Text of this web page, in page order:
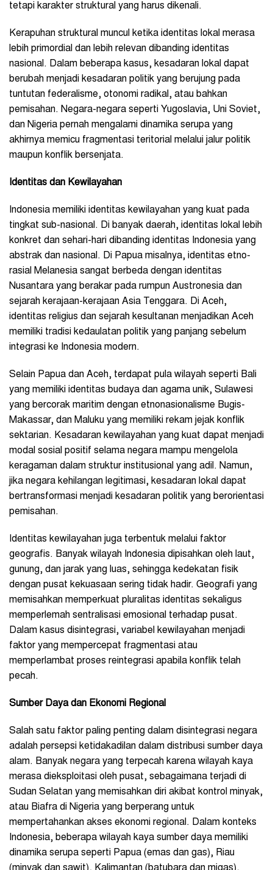
tetapi karakter struktural yang harus dikenali.
Kerapuhan struktural muncul ketika identitas lokal merasa
lebih primordial dan lebih relevan dibanding identitas
nasional. Dalam beberapa kasus, kesadaran lokal dapat
berubah menjadi kesadaran politik yang berujung pada
tuntutan federalisme, otonomi radikal, atau bahkan
pemisahan. Negara-negara seperti Yugoslavia, Uni Soviet,
dan Nigeria pernah mengalami dinamika serupa yang
akhirnya memicu fragmentasi teritorial melalui jalur politik
maupun konflik bersenjata.
Identitas dan Kewilayahan
Indonesia memiliki identitas kewilayahan yang kuat pada
tingkat sub-nasional. Di banyak daerah, identitas lokal lebih
konkret dan sehari-hari dibanding identitas Indonesia yang
abstrak dan nasional. Di Papua misalnya, identitas etno-
rasial Melanesia sangat berbeda dengan identitas
Nusantara yang berakar pada rumpun Austronesia dan
sejarah kerajaan-kerajaan Asia Tenggara. Di Aceh,
identitas religius dan sejarah kesultanan menjadikan Aceh
memiliki tradisi kedaulatan politik yang panjang sebelum
integrasi ke Indonesia modern.
Selain Papua dan Aceh, terdapat pula wilayah seperti Bali
yang memiliki identitas budaya dan agama unik, Sulawesi
yang bercorak maritim dengan etnonasionalisme Bugis-
Makassar, dan Maluku yang memiliki rekam jejak konflik
sektarian. Kesadaran kewilayahan yang kuat dapat menjadi
modal sosial positif selama negara mampu mengelola
keragaman dalam struktur institusional yang adil. Namun,
jika negara kehilangan legitimasi, kesadaran lokal dapat
bertransformasi menjadi kesadaran politik yang berorientasi
pemisahan.
Identitas kewilayahan juga terbentuk melalui faktor
geografis. Banyak wilayah Indonesia dipisahkan oleh laut,
gunung, dan jarak yang luas, sehingga kedekatan fisik
dengan pusat kekuasaan sering tidak hadir. Geografi yang
memisahkan memperkuat pluralitas identitas sekaligus
memperlemah sentralisasi emosional terhadap pusat.
Dalam kasus disintegrasi, variabel kewilayahan menjadi
faktor yang mempercepat fragmentasi atau
memperlambat proses reintegrasi apabila konflik telah
pecah.
Sumber Daya dan Ekonomi Regional
Salah satu faktor paling penting dalam disintegrasi negara
adalah persepsi ketidakadilan dalam distribusi sumber daya
alam. Banyak negara yang terpecah karena wilayah kaya
merasa dieksploitasi oleh pusat, sebagaimana terjadi di
Sudan Selatan yang memisahkan diri akibat kontrol minyak,
atau Biafra di Nigeria yang berperang untuk
mempertahankan akses ekonomi regional. Dalam konteks
Indonesia, beberapa wilayah kaya sumber daya memiliki
dinamika serupa seperti Papua (emas dan gas), Riau